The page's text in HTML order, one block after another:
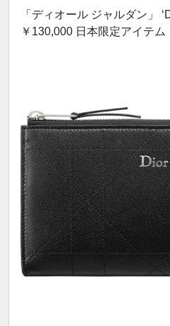
「ディオール ジャルダン」
￥130,000 日本限定アイテム